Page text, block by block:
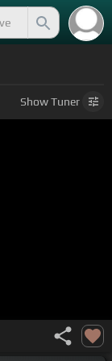
ShowTuner